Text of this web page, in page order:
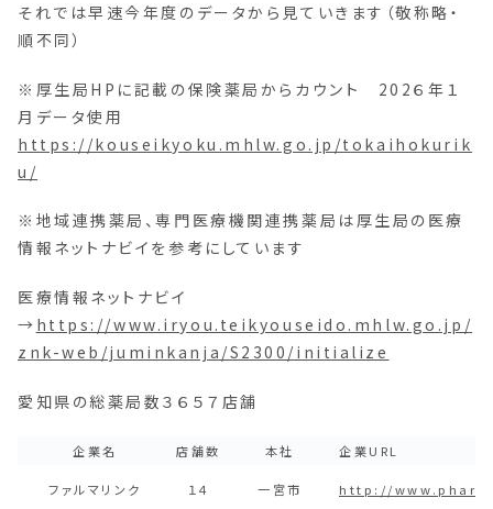
それでは早速今年度のデータから見ていきます（敬称略・
順不同）
※厚生局HPに記載の保険薬局からカウント 202６年１
月データ使用
https://kouseikyoku.mhlw.go.jp/tokaihokurik
u/
※地域連携薬局、専門医療機関連携薬局は厚生局の医療
情報ネットナビイを参考にしています
医療情報ネットナビイ
→ https://www.iryou.teikyouseido.mhlw.go.jp/
znk-web/juminkanja/S2300/initialize
愛知県の総薬局数３６５７店舗
企業名 店舗数 本社 企業URL
ファルマリンク １４ 一宮市 http://